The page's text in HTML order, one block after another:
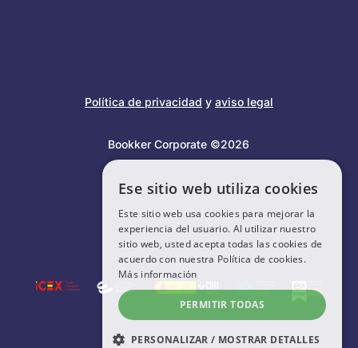
Política de privacidad y aviso legal
Bookker Corporate ©2026
Ese sitio web utiliza cookies
Este sitio web usa cookies para mejorar la
experiencia del usuario. Al utilizar nuestro
sitio web, usted acepta todas las cookies de
acuerdo con nuestra Política de cookies.
Más información
PERMITIR TODAS
PERSONALIZAR / MOSTRAR DETALLES